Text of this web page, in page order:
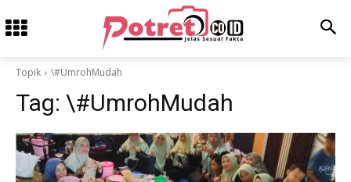
Topik \#UmrohMudah
Tag: \#UmrohMudah